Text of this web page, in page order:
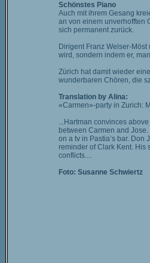
Schönstes Piano
Auch mit ihrem Gesang
an von einem unverhofften
sich permanent zurück.
Dirigent Franz Welser-
wird, sondern indem er,
Zürich hat damit wieder
wunderbaren Chören, die
Translation by Alina:
«Carmen»-party in Zurich:
...Hartman convinces
between Carmen and
on a tv in Pastia’s bar.
reminder of Clark Kent. His
conflicts....
Foto: Susanne Schwiertz